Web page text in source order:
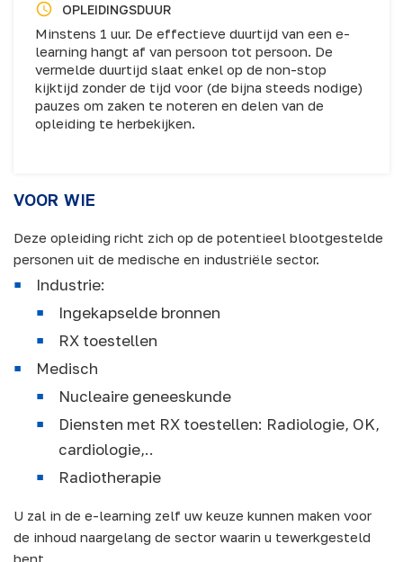
VOOR WIE
Deze opleiding richt zich op de potentieel blootgestelde
personen uit de medische en industriële sector.
Industrie:
Ingekapselde bronnen
RX toestellen
Medisch
Nucleaire geneeskunde
Diensten met RX toestellen: Radiologie, OK,
cardiologie,..
Radiotherapie
U zal in de e-learning zelf uw keuze kunnen maken voor
de inhoud naargelang de sector waarin u tewerkgesteld
bent.
OPLEIDINGSDUUR
Minstens 1 uur. De effectieve duurtijd van een e-
learning hangt af van persoon tot persoon. De
vermelde duurtijd slaat enkel op de non-stop
kijktijd zonder de tijd voor (de bijna steeds nodige)
pauzes om zaken te noteren en delen van de
opleiding te herbekijken.